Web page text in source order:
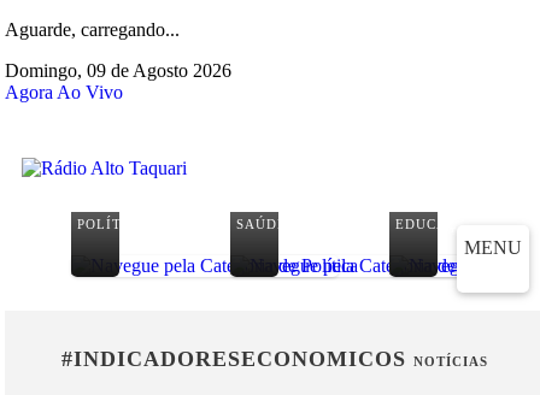
Aguarde, carregando...
Domingo, 09 de Agosto 2026
Agora Ao Vivo
MENU
POLÍTICA SAÚDE EDUCAÇÃO
#INDICADORESECONOMICOSNOTÍCIAS